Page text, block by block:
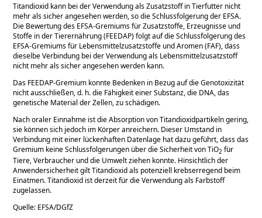
Titandioxid kann bei der Verwendung als Zusatzstoff in Tierfutter nicht
mehr als sicher angesehen werden, so die Schlussfolgerung der EFSA.
Die Bewertung des EFSA-Gremiums für Zusatzstoffe, Erzeugnisse und
Stoffe in der Tierernährung (FEEDAP) folgt auf die Schlussfolgerung des
EFSA-Gremiums für Lebensmittelzusatzstoffe und Aromen (FAF), dass
dieselbe Verbindung bei der Verwendung als Lebensmittelzusatzstoff
nicht mehr als sicher angesehen werden kann.
Das FEEDAP-Gremium konnte Bedenken in Bezug auf die Genotoxizität
nicht ausschließen, d. h. die Fähigkeit einer Substanz, die DNA, das
genetische Material der Zellen, zu schädigen.
Nach oraler Einnahme ist die Absorption von Titandioxidpartikeln gering,
sie können sich jedoch im Körper anreichern. Dieser Umstand in
Verbindung mit einer lückenhaften Datenlage hat dazu geführt, dass das
Gremium keine Schlussfolgerungen über die Sicherheit von TiO2 für
Tiere, Verbraucher und die Umwelt ziehen konnte. Hinsichtlich der
Anwendersicherheit gilt Titandioxid als potenziell krebserregend beim
Einatmen. Titandioxid ist derzeit für die Verwendung als Farbstoff
zugelassen.
Quelle: EFSA/DGfZ